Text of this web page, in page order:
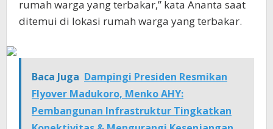
rumah warga yang terbakar,” kata Ananta saat
ditemui di lokasi rumah warga yang terbakar.
Baca Juga Dampingi Presiden Resmikan
Flyover Madukoro, Menko AHY:
Pembangunan Infrastruktur Tingkatkan